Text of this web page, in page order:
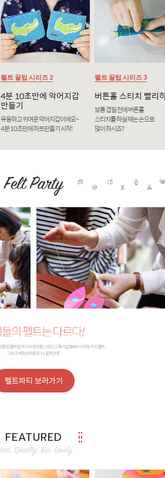
펠트 꿀팁 시리즈 2
4분 10초만에 악어지갑
만들기
유용하고 귀여운 악어지갑이에요~
4분 10초만에 하트만들기 시작!
펠트 꿀팁 시리즈 3
버튼홀 스티치 빨리
보통 겹칠 천에 버튼홀
스티치를 하실 때는 손으로
많이 하시죠?
펠트파티 보러가기
FEATURED